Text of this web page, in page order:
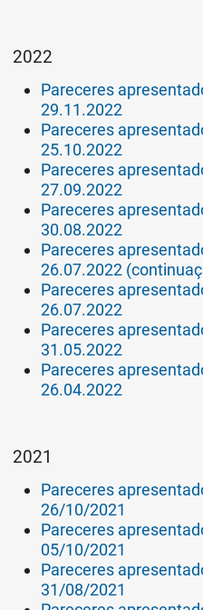
2022
Pareceres
29.11.2022
Pareceres
25.10.2022
Pareceres
27.09.2022
Pareceres
30.08.2022
Pareceres
26.07.2022
Pareceres
26.07.2022
Pareceres
31.05.2022
Pareceres
26.04.2022
2021
Pareceres
26/10/2021
Pareceres
05/10/2021
Pareceres
31/08/2021